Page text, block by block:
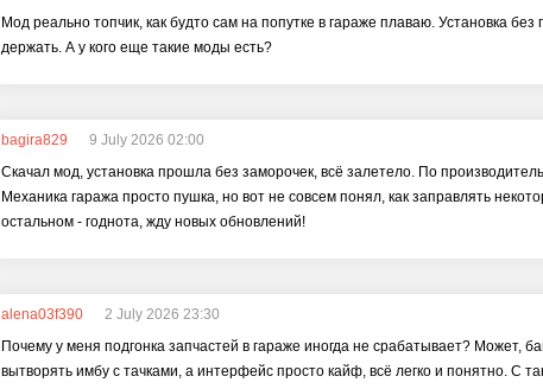
Мод реально топчик, как будто сам на попутке в гараже плаваю. Установка
держать. А у кого еще такие моды есть?
bagira829
9 July 2026 02:00
Скачал мод, установка прошла без заморочек, всё залетело. По
Механика гаража просто пушка, но вот не совсем понял, как заправлять
остальном - годнота, жду новых обновлений!
alena03f390
2 July 2026 23:30
Почему у меня подгонка запчастей в гараже иногда не срабатывает? Может,
вытворять имбу с тачками, а интерфейс просто кайф, всё легко и понятно. С